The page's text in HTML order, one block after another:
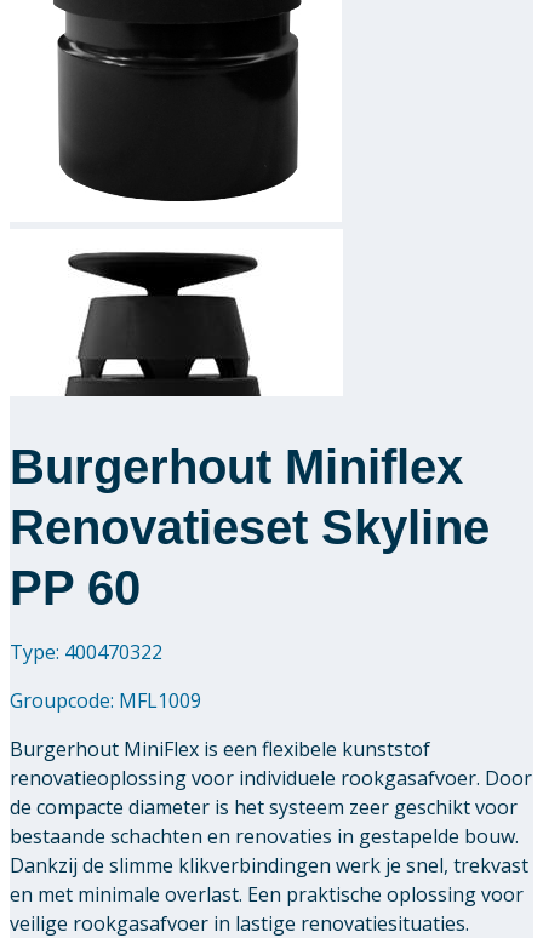
Over ons
Burgerhout Miniflex
Renovatieset Skyline
PP 60
Type: 400470322
Groupcode: MFL1009
Burgerhout MiniFlex is een flexibele kunststof
renovatieoplossing voor individuele rookgasafvoer. Door
de compacte diameter is het systeem zeer geschikt voor
bestaande schachten en renovaties in gestapelde bouw.
Dankzij de slimme klikverbindingen werk je snel, trekvast
en met minimale overlast. Een praktische oplossing voor
veilige rookgasafvoer in lastige renovatiesituaties.